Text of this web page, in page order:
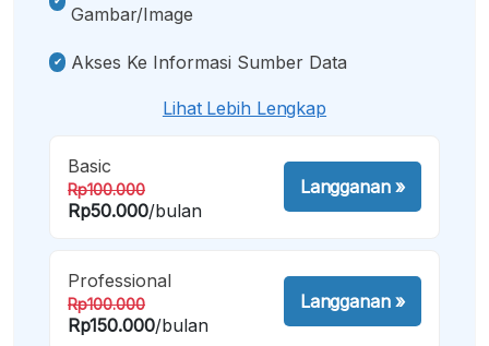
Gambar/image
Akses Ke Informasi Sumber Data
Lihat Lebih Lengkap
Basic
Rp100.000
Rp50.000/bulan
Langganan»
Professional
Rp100.000
Rp150.000/bulan
Langganan»